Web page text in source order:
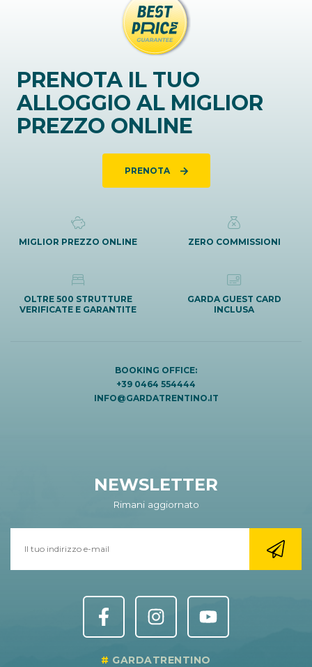
PRENOTA IL TUO
ALLOGGIO AL MIGLIOR
PREZZO ONLINE
PRENOTA
MIGLIOR PREZZO ONLINE ZERO COMMISSIONI
OLTRE 500 STRUTTURE
VERIFICATE E GARANTITE
GARDA GUEST CARD
INCLUSA
BOOKING OFFICE:
+39 0464 554444
INFO@GARDATRENTINO.IT
NEWSLETTER
Rimani aggiornato
GARDATRENTINO